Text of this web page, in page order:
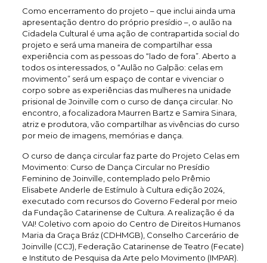
Como encerramento do projeto – que inclui ainda uma
apresentação dentro do próprio presídio –, o aulão na
Cidadela Cultural é uma ação de contrapartida social do
projeto e será uma maneira de compartilhar essa
experiência com as pessoas do “lado de fora”. Aberto a
todos os interessados, o “Aulão no Galpão: celas em
movimento” será um espaço de contar e vivenciar o
corpo sobre as experiências das mulheres na unidade
prisional de Joinville com o curso de dança circular. No
encontro, a focalizadora Maurren Bartz e Samira Sinara,
atriz e produtora, vão compartilhar as vivências do curso
por meio de imagens, memórias e dança.
O curso de dança circular faz parte do Projeto Celas em
Movimento: Curso de Dança Circular no Presídio
Feminino de Joinville, contemplado pelo Prêmio
Elisabete Anderle de Estímulo à Cultura edição 2024,
executado com recursos do Governo Federal por meio
da Fundação Catarinense de Cultura. A realização é da
VAI! Coletivo com apoio do Centro de Direitos Humanos
Maria da Graça Bráz (CDHMGB), Conselho Carcerário de
Joinville (CCJ), Federação Catarinense de Teatro (Fecate)
e Instituto de Pesquisa da Arte pelo Movimento (IMPAR).